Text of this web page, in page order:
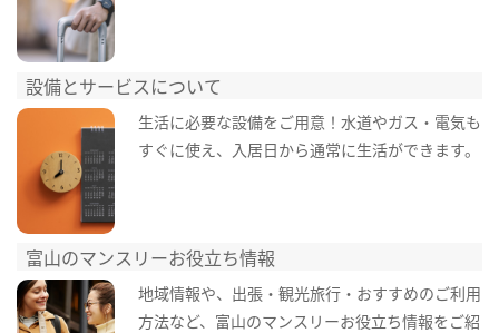
設備とサービスについて
生活に必要な設備をご用意！水道やガス・電気も
すぐに使え、入居日から通常に生活ができます。
富山のマンスリーお役立ち情報
地域情報や、出張・観光旅行・おすすめのご利用
方法など、富山のマンスリーお役立ち情報をご紹